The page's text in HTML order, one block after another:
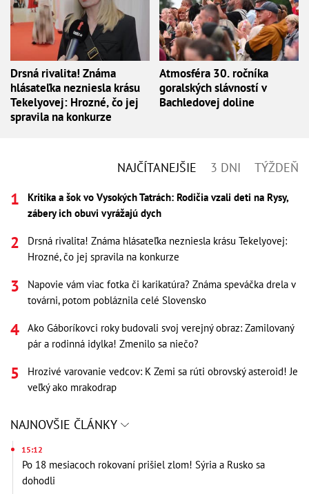
Drsná rivalita! Známa
hlásateľka nezniesla krásu
Tekelyovej: Hrozné, čo jej
spravila na konkurze
Atmosféra 30. ročníka
goralských slávností v
Bachledovej doline
NAJČÍTANEJŠIE 3 DNI TÝŽDEŇ
Kritika a šok vo Vysokých Tatrách: Rodičia vzali deti na Rysy,
zábery ich obuvi vyrážajú dych
Drsná rivalita! Známa hlásateľka nezniesla krásu Tekelyovej:
Hrozné, čo jej spravila na konkurze
Napovie vám viac fotka či karikatúra? Známa speváčka drela v
továrni, potom pobláznila celé Slovensko
Ako Gáboríkovci roky budovali svoj verejný obraz: Zamilovaný
pár a rodinná idylka! Zmenilo sa niečo?
Hrozivé varovanie vedcov: K Zemi sa rúti obrovský asteroid! Je
veľký ako mrakodrap
NAJNOVŠIE ČLÁNKY
15:12
Po 18 mesiacoch rokovaní prišiel zlom! Sýria a Rusko sa
dohodli